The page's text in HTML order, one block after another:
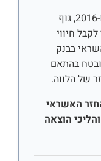
בהתאם לחוק נתוני אשראי, התשע"ו-2016, גוף
חיווי
בבנק
בהתאם
של הלווה.
האשראי
הוצאה